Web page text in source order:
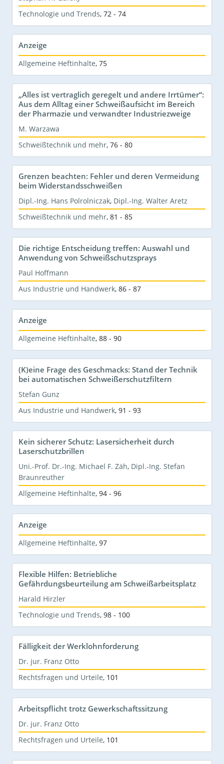
Technologie und Trends, 72 - 74
Anzeige
Allgemeine Heftinhalte, 75
„Alles ist vertraglich geregelt und andere Irrtümer“:
Aus dem Alltag einer Schweißaufsicht im Bereich
der Pharmazie und verwandter Industriezweige
M. Warzawa
Schweißtechnik und mehr, 76 - 80
Grenzen beachten: Fehler und deren Vermeidung
beim Widerstandsschweißen
Dipl.-Ing. Hans Polrolniczak, Dipl.-Ing. Walter Aretz
Schweißtechnik und mehr, 81 - 85
Die richtige Entscheidung treffen: Auswahl und
Anwendung von Schweißschutzsprays
Paul Hoffmann
Aus Industrie und Handwerk, 86 - 87
Anzeige
Allgemeine Heftinhalte, 88 - 90
(K)eine Frage des Geschmacks: Stand der Technik
bei automatischen Schweißerschutzfiltern
Stefan Gunz
Aus Industrie und Handwerk, 91 - 93
Kein sicherer Schutz: Lasersicherheit durch
Laserschutzbrillen
Uni.-Prof. Dr.-Ing. Michael F. Zäh, Dipl.-Ing. Stefan
Braunreuther
Allgemeine Heftinhalte, 94 - 96
Anzeige
Allgemeine Heftinhalte, 97
Flexible Hilfen: Betriebliche
Gefährdungsbeurteilung am Schweißarbeitsplatz
Harald Hirzler
Technologie und Trends, 98 - 100
Fälligkeit der Werklohnforderung
Dr. jur. Franz Otto
Rechtsfragen und Urteile, 101
Arbeitspflicht trotz Gewerkschaftssitzung
Dr. jur. Franz Otto
Rechtsfragen und Urteile, 101